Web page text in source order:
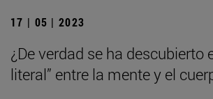
17 | 05 | 2023
¿De verdad se ha descubierto
literal” entre la mente y el